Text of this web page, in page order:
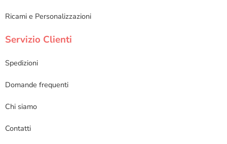
Ricami e Personalizzazioni
Servizio Clienti
Spedizioni
Domande frequenti
Chi siamo
Contatti